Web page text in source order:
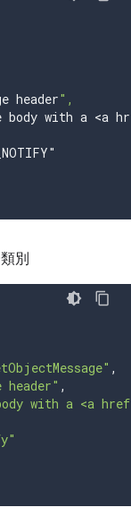
header",
body with a <a
"
別
,
header" ,
with a <a